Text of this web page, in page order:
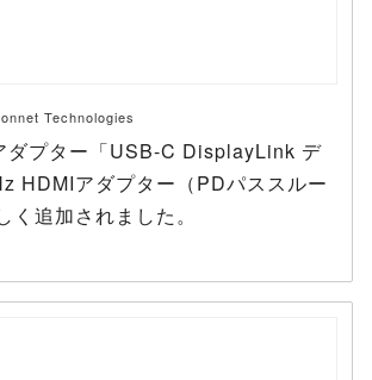
Technologies
ダプター「USB-C DisplayLink デ
HDMIアダプター（PDパススルー
く追加されました。